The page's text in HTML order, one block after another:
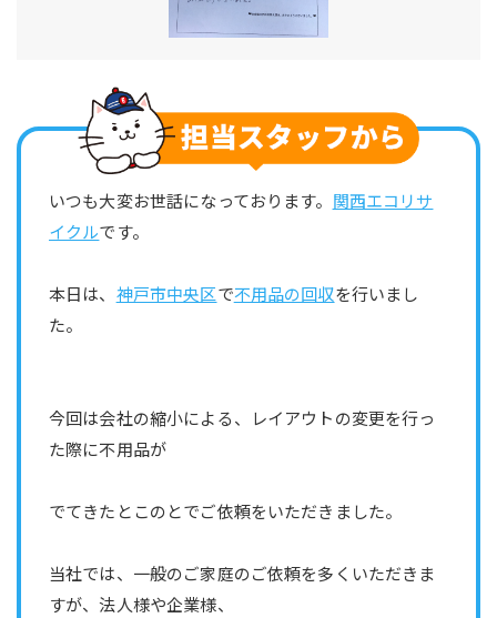
いつも大変お世話になっております。 関西エコリサ
イクルです。
本日は、 神戸市中央区で不用品の回収を行いまし
た。
今回は会社の縮小による、レイアウトの変更を行っ
た際に不用品が
でてきたとこのとでご依頼をいただきました。
当社では、一般のご家庭のご依頼を多くいただきま
すが、法人様や企業様、